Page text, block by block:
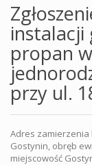
instalacji
propan
przy ul.
Adres zamierzenia
Gostynin, obręb
miejscowość